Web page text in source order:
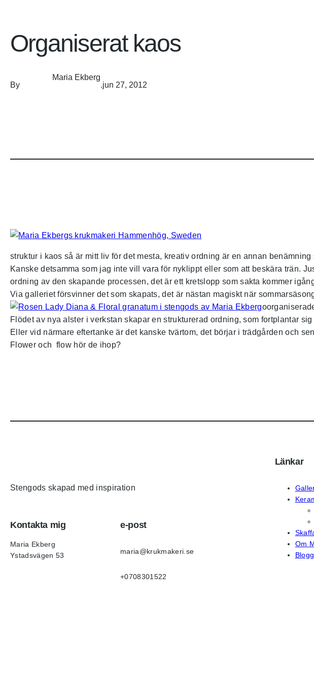
Organiserat kaos
By
Maria Ekberg
.jun 27, 2012
struktur i kaos så är mitt liv för det mesta, kreativ ordning är en annan
Kanske detsamma som jag inte vill vara för nyklippt eller som att beskära trän.
ordning av den skapande processen, det är ett kretslopp som sakta kommer
Via galleriet försvinner det som skapats, det är nästan magiskt när
Flödet av nya alster i verkstan skapar en strukturerad ordning, som fortplantar
Eller vid närmare eftertanke är det kanske tvärtom, det börjar i trädgården och
Flower och flow hör de ihop?
Stengods skapad med inspiration
Kontakta mig
Maria Ekberg
Ystadsvägen 53
e-post
maria@krukmakeri.se
+0708301522
Länkar
Om
Blogg